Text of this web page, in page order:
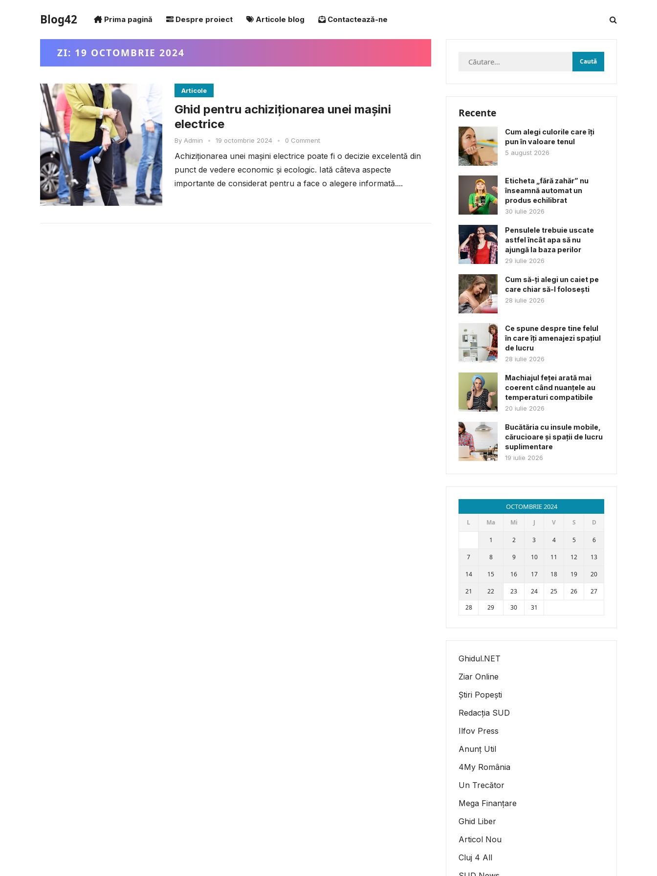
Blog42 Prima pagină Despre proiect Articole blog Contactează-ne
ZI: 19 OCTOMBRIE 2024
Articole
Ghid pentru achiziționarea unei mașini
electrice
By Admin • 19 octombrie 2024 • 0 Comment
Achiziționarea unei mașini electrice poate fi o decizie excelentă din
punct de vedere economic și ecologic. Iată câteva aspecte
importante de considerat pentru a face o alegere informată....
Caută
Recente
Cum alegi culorile care îți
pun în valoare tenul
5 august 2026
Eticheta „fără zahăr” nu
înseamnă automat un
produs echilibrat
30 iulie 2026
Pensulele trebuie uscate
astfel încât apa să nu
ajungă la baza perilor
29 iulie 2026
Cum să-ți alegi un caiet pe
care chiar să-l folosești
28 iulie 2026
Ce spune despre tine felul
în care îți amenajezi spațiul
de lucru
28 iulie 2026
Machiajul feței arată mai
coerent când nuanțele au
temperaturi compatibile
20 iulie 2026
Bucătăria cu insule mobile,
cărucioare și spații de lucru
suplimentare
19 iulie 2026
OCTOMBRIE 2024
L Ma Mi J V S D
1 2 3 4 5 6
7 8 9 10 11 12 13
14 15 16 17 18 19 20
21 22 23 24 25 26
27
28
29 30 31
Ghidul.NET
Ziar Online
Știri Popești
Redacția SUD
Ilfov Press
Anunț Util
4My România
Un Trecător
Mega Finanțare
Ghid Liber
Articol Nou
Cluj 4 All